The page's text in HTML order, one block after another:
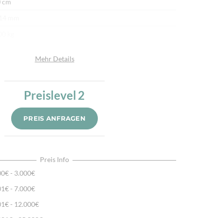
cm
m²
fein per Hand geknüpft
Mehr Details
Preislevel 2
PREIS ANFRAGEN
Preis Info
- 3.000€
- 7.000€
- 12.000€